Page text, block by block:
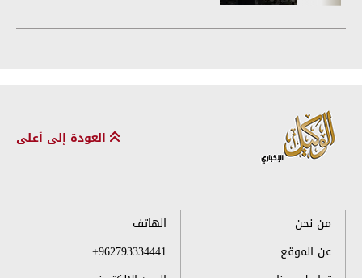
العودة إلى أعلى
من نحن
عن الموقع
الهاتف
+962793334441